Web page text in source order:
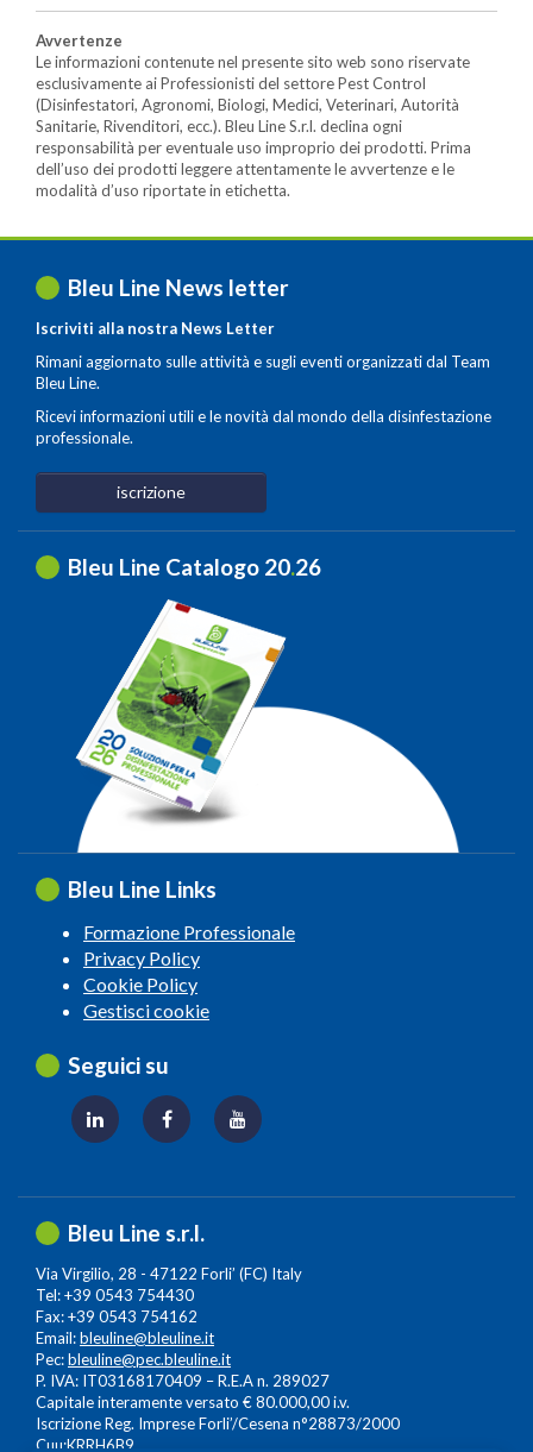
Avvertenze
Le informazioni contenute nel presente sito web sono riservate
esclusivamente ai Professionisti del settore Pest Control
(Disinfestatori, Agronomi, Biologi, Medici, Veterinari, Autorità
Sanitarie, Rivenditori, ecc.). Bleu Line S.r.l. declina ogni
responsabilità per eventuale uso improprio dei prodotti. Prima
dell’uso dei prodotti leggere attentamente le avvertenze e le
modalità d’uso riportate in etichetta.
Bleu Line News letter
Iscriviti alla nostra News Letter
Rimani aggiornato sulle attività e sugli eventi organizzati dal Team
Bleu Line.
Ricevi informazioni utili e le novità dal mondo della disinfestazione
professionale.
iscrizione
Bleu Line Catalogo 20.26
Bleu Line Links
Formazione Professionale
Privacy Policy
Cookie Policy
Gestisci cookie
Seguici su
Bleu Line s.r.l.
Via Virgilio, 28 - 47122 Forli’ (FC) Italy
Tel: +39 0543 754430
Fax: +39 0543 754162
Email:bleuline@bleuline.it
Pec:bleuline@pec.bleuline.it
P. IVA: IT03168170409 – R.E.A n. 289027
Capitale interamente versato € 80.000,00 i.v.
Iscrizione Reg. Imprese Forli’/Cesena n°28873/2000
Cuu:KRRH6B9